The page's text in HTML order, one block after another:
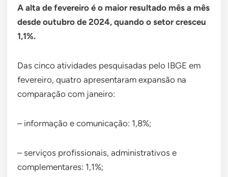
A alta de fevereiro é o maior resultado mês a mês
desde outubro de 2024, quando o setor cresceu
1,1%.
Das cinco atividades pesquisadas pelo IBGE em
fevereiro, quatro apresentaram expansão na
comparação com janeiro:
– informação e comunicação: 1,8%;
– serviços profissionais, administrativos e
complementares: 1,1%;